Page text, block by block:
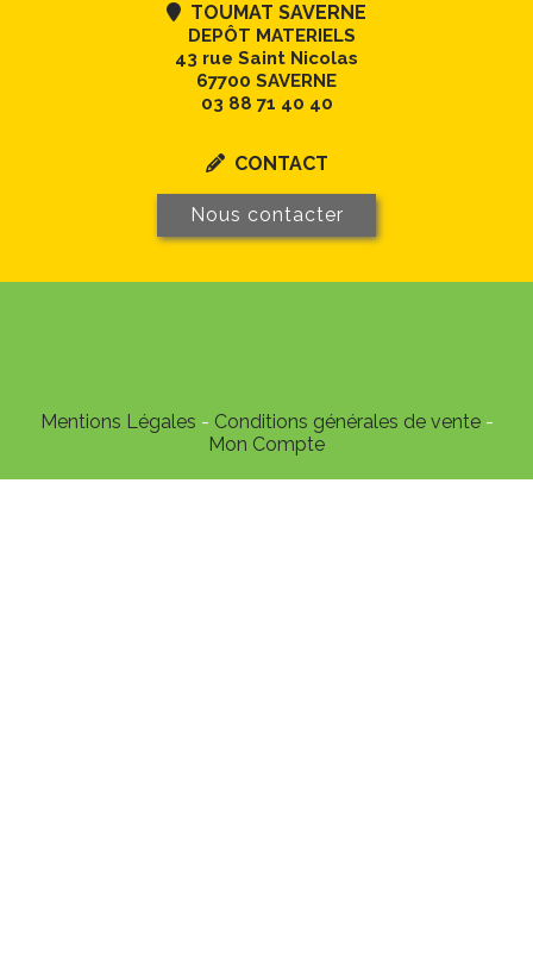
 TOUMAT SAVERNE
DEPÔT MATERIELS
43 rue Saint Nicolas
67700 SAVERNE
03 88 71 40 40
CONTACT
Nous contacter
Mentions Légales
Conditions générales de vente
Mon Compte